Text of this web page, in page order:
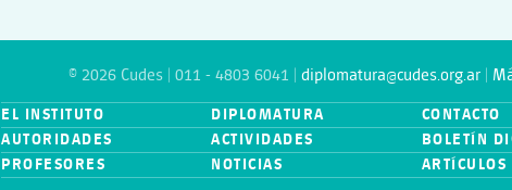
© 2026 Cudes | 011 - 4803 6041 | diplomatura@cudes.org.ar
EL INSTITUTO DIPLOMATURA
CONTACTO
AUTORIDADES
ACTIVIDADES
BOLETÍN
PROFESORES
NOTICIAS ARTÍCULOS